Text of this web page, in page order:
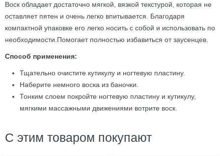
Воск обладает достаточно мягкой, вязкой текстурой, которая не
оставляет пятен и очень легко впитывается. Благодаря
компактной упаковке его легко носить с собой и использовать по
необходимости.Помогает полностью избавиться от заусенцев.
Способ применения:
Тщательно очистите кутикулу и ногтевую пластину.
Наберите немного воска из баночки.
Тонким слоем покройте ногтевую пластину и кутикулу,
мягкими массажными движениями вотрите воск.
С этим товаром покупают